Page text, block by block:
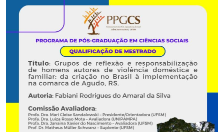
Ministério da Mulher, da Família e dos Direitos Humanos
Secretaria-Geral
Secretaria de Governo
Gabinete de Segurança Institucional
Advocacia-Geral da União